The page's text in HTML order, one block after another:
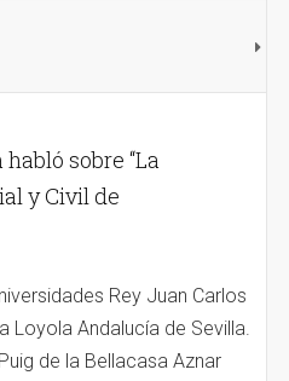
sobre “La
y Civil de
Rey Juan Carlos
Loyola Andalucía de Sevilla.
de la Bellacasa Aznar